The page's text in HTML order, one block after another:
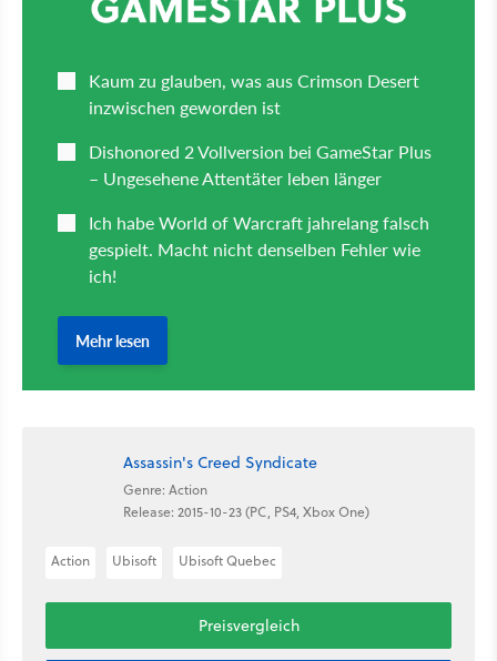
Assassin's Creed Syndicate
Genre: Action
Release: 2015-10-23 (PC, PS4, Xbox One)
Action Ubisoft Ubisoft Quebec
Preisvergleich